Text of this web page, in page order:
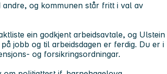
og kommunen står fritt i val av
ein godkjent arbeidsavtale, og Ulstein
jobb og til arbeidsdagen er ferdig. Du er i
og forsikringsordningar.